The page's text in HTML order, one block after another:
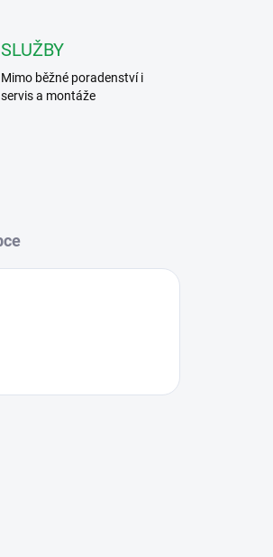
SLUŽBY
Mimo běžné poradenství i
servis a montáže